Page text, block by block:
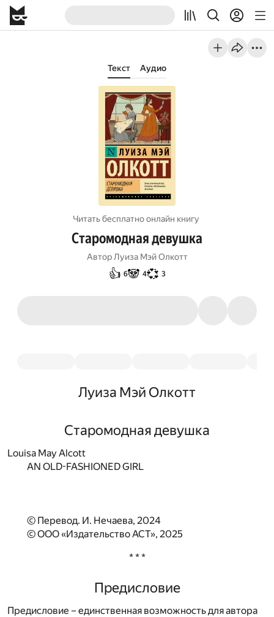
Текст Аудио
Читать бесплатно онлайн книгу
Старомодная девушка
Автор Луиза Мэй Олкотт
👍 6🐼 4💞 3
Луиза Мэй Олкотт
Старомодная девушка
Louisa May Alcott
AN OLD-FASHIONED GIRL
© Перевод. И. Нечаева, 2024
© ООО «Издательство АСТ», 2025
* * *
Предисловие
Предисловие – единственная возможность для автора